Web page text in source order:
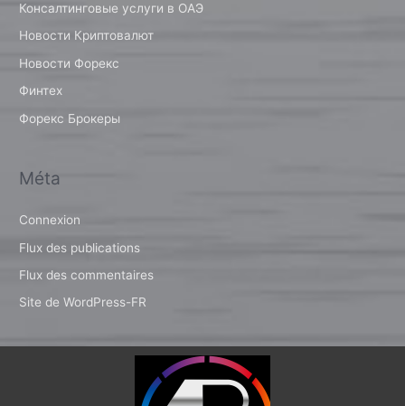
Консалтинговые услуги в ОАЭ
Новости Криптовалют
Новости Форекс
Финтех
Форекс Брокеры
Méta
Connexion
Flux des publications
Flux des commentaires
Site de WordPress-FR